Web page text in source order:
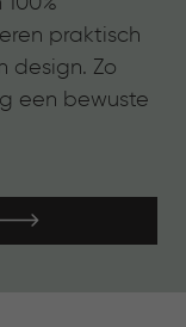
praktisch
design. Zo
een bewuste